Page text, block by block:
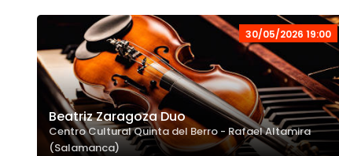
30/05/2026 19:00
Beatriz Zaragoza Duo
Centro Cultural Quinta del Berro - Rafael Altamira
(Salamanca)